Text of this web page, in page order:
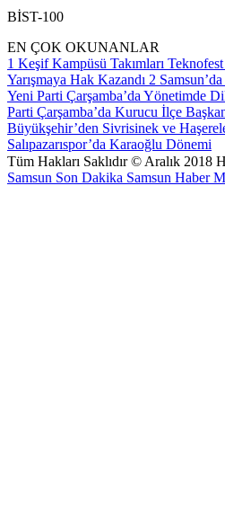
BİST-100
EN ÇOK OKUNANLAR
1 Keşif Kampüsü Takımları
Yarışmaya Hak Kazandı 2
Yeni Parti Çarşamba’da Yönetimde
Parti Çarşamba’da Kurucu İlçe
Büyükşehir’den Sivrisinek ve
Salıpazarıspor’da Karaoğlu Dönemi
Tüm Hakları Saklıdır © Aralık 2018
Samsun Son Dakika Samsun Haber